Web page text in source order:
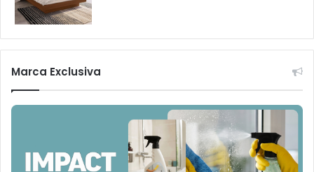
Marca Exclusiva